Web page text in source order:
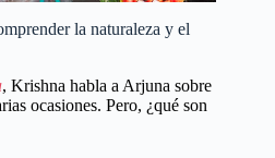
la naturaleza y el
, Krishna habla a Arjuna sobre
ocasiones. Pero, ¿qué son